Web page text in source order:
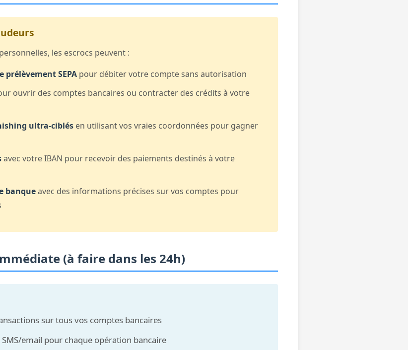
les escrocs peuvent :
prélèvement SEPA pour débiter votre compte sans autorisation
ouvrir des comptes bancaires ou contracter des crédits à votre
ultra-ciblés en utilisant vos vraies coordonnées pour gagner
avec votre IBAN pour recevoir des paiements destinés à votre
banqueavec des informations précises sur vos comptes pour
(à faire dans les 24h)
sur tous vos comptes bancaires
email pour chaque opération bancaire